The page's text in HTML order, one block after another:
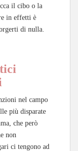
il cibo o la
in effetti è
di nulla.
nel campo
più disparate
che però
non
ci tengono ad